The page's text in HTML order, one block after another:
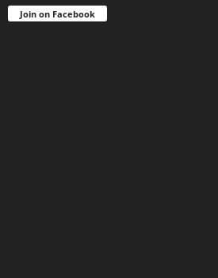
Join on Facebook